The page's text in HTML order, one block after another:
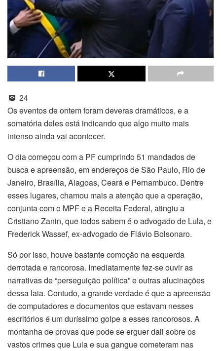
24
Os eventos de ontem foram deveras dramáticos, e a
somatória deles está indicando que algo muito mais
intenso ainda vai acontecer.
O dia começou com a PF cumprindo 51 mandados de
busca e apreensão, em endereços de São Paulo, Rio de
Janeiro, Brasília, Alagoas, Ceará e Pernambuco. Dentre
esses lugares, chamou mais a atenção que a operação,
conjunta com o MPF e a Receita Federal, atingiu a
Cristiano Zanin, que todos sabem é o advogado de Lula, e
Frederick Wassef, ex-advogado de Flávio Bolsonaro.
Só por isso, houve bastante comoção na esquerda
derrotada e rancorosa. Imediatamente fez-se ouvir as
narrativas de “perseguição política” e outras alucinações
dessa laia. Contudo, a grande verdade é que a apreensão
de computadores e documentos que estavam nesses
escritórios é um duríssimo golpe a esses rancorosos. A
montanha de provas que pode se erguer dali sobre os
vastos crimes que Lula e sua gangue cometeram nas